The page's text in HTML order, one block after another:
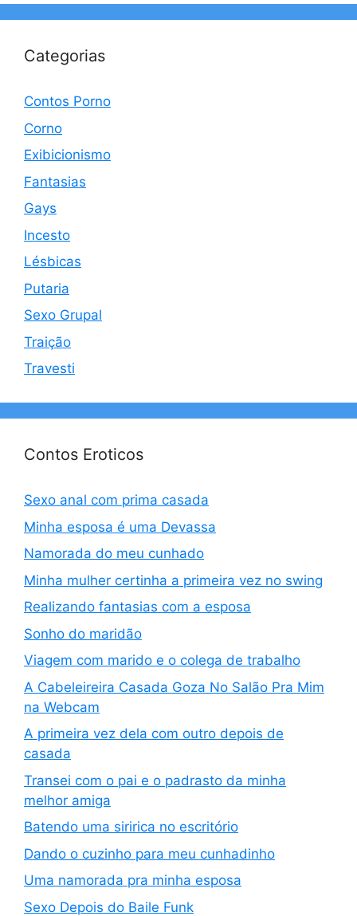
Categorias
Contos Porno
Corno
Exibicionismo
Fantasias
Gays
Incesto
Lésbicas
Putaria
Sexo Grupal
Traição
Travesti
Contos Eroticos
Sexo anal com prima casada
Minha esposa é uma Devassa
Namorada do meu cunhado
Minha mulher certinha a primeira vez no swing
Realizando fantasias com a esposa
Sonho do maridão
Viagem com marido e o colega de trabalho
A Cabeleireira Casada Goza No Salão Pra Mim
na Webcam
A primeira vez dela com outro depois de
casada
Transei com o pai e o padrasto da minha
melhor amiga
Batendo uma siririca no escritório
Dando o cuzinho para meu cunhadinho
Uma namorada pra minha esposa
Sexo Depois do Baile Funk